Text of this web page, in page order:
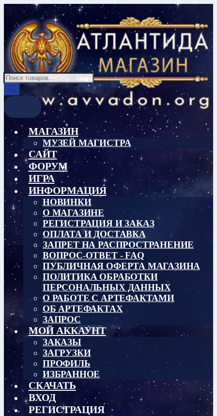
Перейти
навигации
Перейти
содержимому
Поиск
товаров
МАГАЗИН
МУЗЕЙ МАГИСТРА
САЙТ
ФОРУМ
ИГРА
ИНФОРМАЦИЯ
НОВИНКИ
О МАГАЗИНЕ
РЕГИСТРАЦИЯ И ЗАКАЗ
ОПЛАТА И ДОСТАВКА
ЗАПРЕТ НА РАСПРОСТРАНЕНИЕ
ВОПРОС-ОТВЕТ - FAQ
ПУБЛИЧНАЯ ОФЕРТА МАГАЗИНА
ПОЛИТИКА ОБРАБОТКИ
ПЕРСОНАЛЬНЫХ ДАННЫХ
О РАБОТЕ С АРТЕФАКТАМИ
ОБ АРТЕФАКТАХ
ЗАПРОС
МОЙ АККАУНТ
ЗАКАЗЫ
ЗАГРУЗКИ
ПРОФИЛЬ
ИЗБРАННОЕ
СКАЧАТЬ
ВХОД
РЕГИСТРАЦИЯ